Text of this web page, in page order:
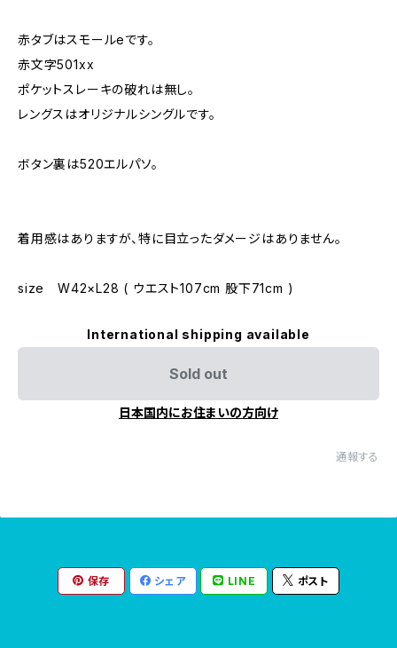
赤タブはスモールeです。
赤文字501xx
ポケットスレーキの破れは無し。
レングスはオリジナルシングルです。
ボタン裏は520エルパソ。
着用感はありますが、特に目立ったダメージはありません。
size W42×L28 ( ウエスト107cm 股下71cm )
International shipping available
Sold out
日本国内にお住まいの方向け
通報する
保存 シェア LINE ポスト